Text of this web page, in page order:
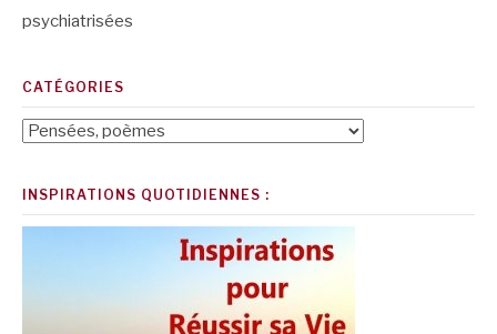
psychiatrisées
CATÉGORIES
Catégories
INSPIRATIONS QUOTIDIENNES :